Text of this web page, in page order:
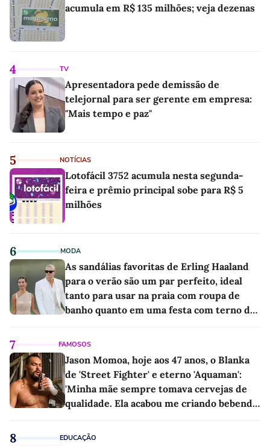
acumula em R$ 135 milhões; veja dezenas
4 TV
Apresentadora pede demissão de
telejornal para ser gerente em empresa:
"Mais tempo e paz"
5 NOTÍCIAS
Lotofácil 3752 acumula nesta segunda-
feira e prêmio principal sobe para R$ 5
milhões
6 MODA
As sandálias favoritas de Erling Haaland
para o verão são um par perfeito, ideal
tanto para usar na praia com roupa de
banho quanto em uma festa com terno de
7 FAMOSOS
Jason Momoa, hoje aos 47 anos, o Blanka
de 'Street Fighter' e eterno 'Aquaman':
'Minha mãe sempre tomava cervejas de
qualidade. Ela acabou me criando bebendo
8 EDUCAÇÃO